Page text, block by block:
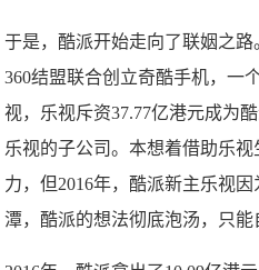
于是，酷派开始走向了联姻之
360结盟联合创立奇酷手机，一
视，乐视斥资37.77亿港元成为
乐视的子公司。本想着借助乐
力，但2016年，酷派新主乐视
潭，酷派的想法彻底泡汤，只能